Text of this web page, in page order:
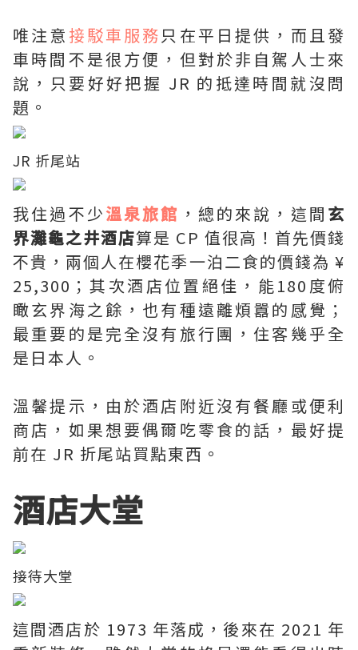
唯注意 接駁車服務只在平日提供，而且發
車時間不是很方便，但對於非自駕人士來
說，只要好好把握 JR 的抵達時間就沒問
題。
JR 折尾站
我住過不少溫泉旅館 ，總的來說，這間 玄
界灘龜之井酒店算是 CP 值很高！首先價錢
不貴，兩個人在櫻花季一泊二食的價錢為 ¥
25,300；其次酒店位置絕佳，能180度俯
瞰玄界海之餘，也有種遠離煩囂的感覺；
最重要的是完全沒有旅行團，住客幾乎全
是日本人。
溫馨提示，由於酒店附近沒有餐廳或便利
商店，如果想要偶爾吃零食的話，最好提
前在 JR 折尾站買點東西。
酒店大堂
接待大堂
這間酒店於 1973 年落成，後來在 2021 年